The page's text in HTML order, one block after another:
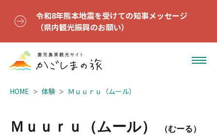
令和8年熊本地震を受けての知事メッセージ
（県内観光振興のお願い）
HOME 体験 Ｍｕｕｒｕ（ムール）
Ｍｕｕｒｕ（ムール） （むーる）